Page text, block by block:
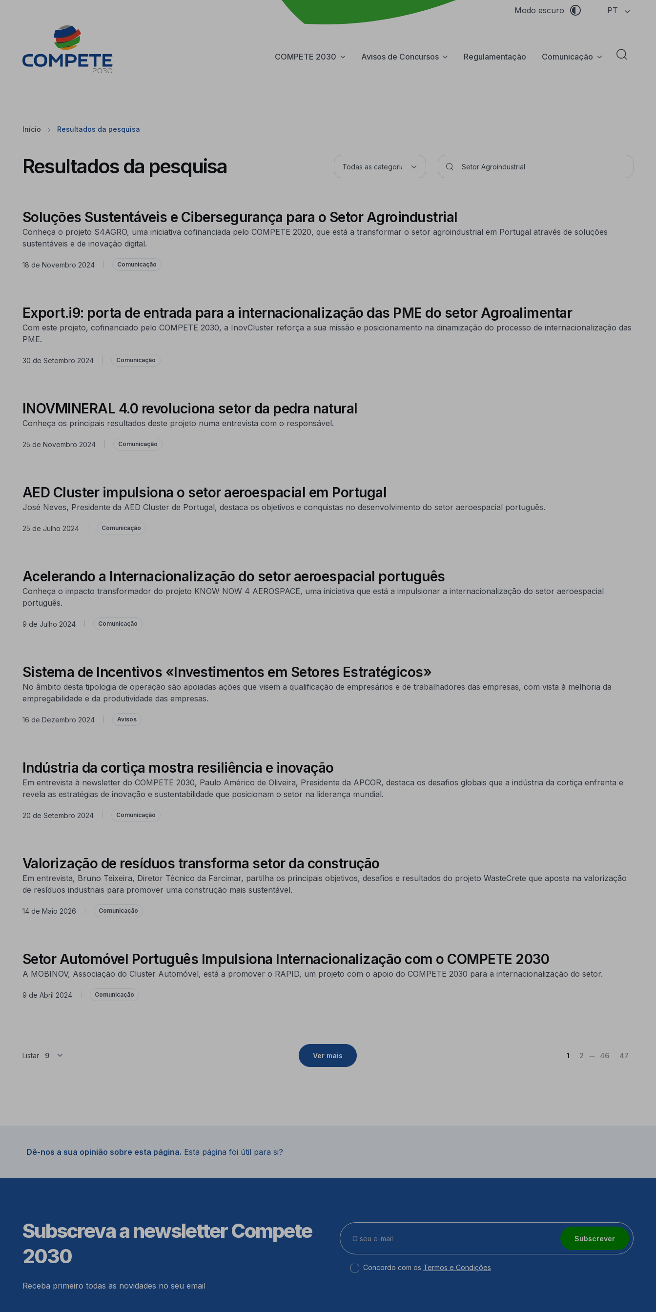
Modo escuro PT
COMPETE 2030 Avisos de Concursos Regulamentação Comunicação Abrir
Início Resultados da pesquisa
Resultados da pesquisa
Soluções Sustentáveis e Cibersegurança para o Setor Agroindustrial
Conheça o projeto S4AGRO, uma iniciativa cofinanciada pelo COMPETE 2020, que está a transformar o setor agroindustrial em Portugal através de soluções
sustentáveis e de inovação digital.
18 de Novembro 2024 Comunicação
Export.i9: porta de entrada para a internacionalização das PME do setor Agroalimentar
Com este projeto, cofinanciado pelo COMPETE 2030, a InovCluster reforça a sua missão e posicionamento na dinamização do processo de internacionalização das
PME.
30 de Setembro 2024 Comunicação
INOVMINERAL 4.0 revoluciona setor da pedra natural
Conheça os principais resultados deste projeto numa entrevista com o responsável.
25 de Novembro 2024 Comunicação
AED Cluster impulsiona o setor aeroespacial em Portugal
José Neves, Presidente da AED Cluster de Portugal, destaca os objetivos e conquistas no desenvolvimento do setor aeroespacial português.
25 de Julho 2024 Comunicação
Acelerando a Internacionalização do setor aeroespacial português
Conheça o impacto transformador do projeto KNOW NOW 4 AEROSPACE, uma iniciativa que está a impulsionar a internacionalização do setor aeroespacial
português.
9 de Julho 2024 Comunicação
Sistema de Incentivos «Investimentos em Setores Estratégicos»
No âmbito desta tipologia de operação são apoiadas ações que visem a qualificação de empresários e de trabalhadores das empresas, com vista à melhoria da
empregabilidade e da produtividade das empresas.
16 de Dezembro 2024 Avisos
Indústria da cortiça mostra resiliência e inovação
Em entrevista à newsletter do COMPETE 2030, Paulo Américo de Oliveira, Presidente da APCOR, destaca os desafios globais que a indústria da cortiça enfrenta e
revela as estratégias de inovação e sustentabilidade que posicionam o setor na liderança mundial.
20 de Setembro 2024 Comunicação
Valorização de resíduos transforma setor da construção
Em entrevista, Bruno Teixeira, Diretor Técnico da Farcimar, partilha os principais objetivos, desafios e resultados do projeto WasteCrete que aposta na valorização
de resíduos industriais para promover uma construção mais sustentável.
14 de Maio 2026 Comunicação
Setor Automóvel Português Impulsiona Internacionalização com o COMPETE 2030
A MOBINOV, Associação do Cluster Automóvel, está a promover o RAPID, um projeto com o apoio do COMPETE 2030 para a internacionalização do setor.
9 de Abril 2024 Comunicação
Listar Ver mais 1(Atual)
2 ... 46 47
Dê-nos a sua opinião sobre esta página. Esta página foi útil para si?
Subscreva a newsletter Compete
2030
Receba primeiro todas as novidades no seu email
Subscrever
Concordo com os Termos e Condições